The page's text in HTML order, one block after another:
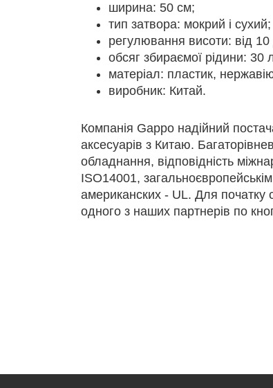
ширина: 50 см;
тип затвора: мокрий і сухий;
регулювання висоти: від
обсяг збираємої рідини: 30
матеріал: пластик,
виробник: Китай.
Компанія Gappo надійний
аксесуарів з Китаю.
обладнання, відповідність
ISО14001,
американских - UL. Для початку
одного з наших партнерів по